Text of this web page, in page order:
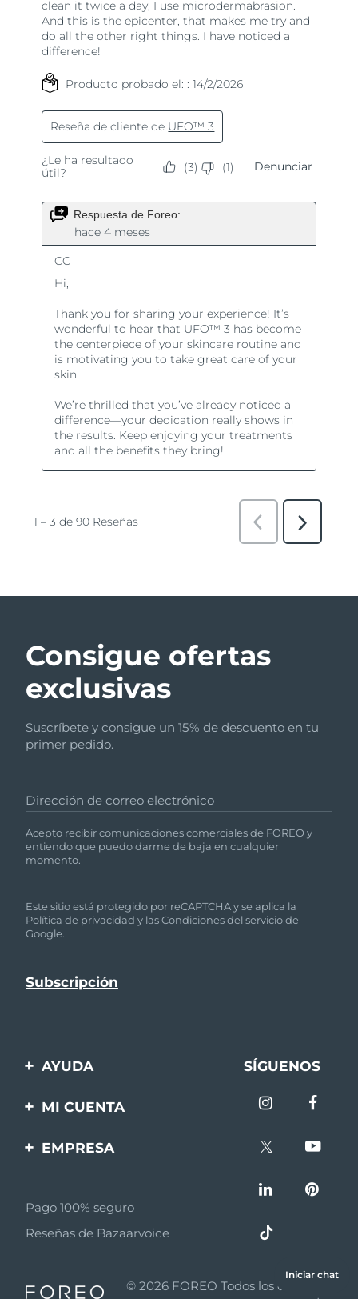
Consigue ofertas
exclusivas
Suscríbete y consigue un 15% de descuento en tu
primer pedido.
Dirección de correo electrónico
Acepto recibir comunicaciones comerciales de FOREO y
entiendo que puedo darme de baja en cualquier
momento.
Este sitio está protegido por reCAPTCHA y se aplica la
Política de privacidad y las Condiciones del serviciode
Google.
AYUDA
Contáctanos
batería
SÍGUENOS
MI CUENTA
Registro de productos
EMPRESA
Afiliados
Noticias de afiliados
Pago 100% seguro
Reseñas de Bazaarvoice
© 2026 FOREO Todos los derechos
Iniciar chat